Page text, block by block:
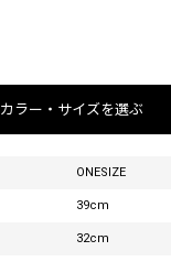
カラー・サイズを選ぶ
ONESIZE
39cm
32cm